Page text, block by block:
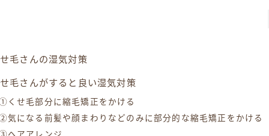
毛さんの湿気対策
毛さんがすると良い湿気対策
くせ毛部分に縮毛矯正をかける
気になる前髪や顔まわりなどのみに部分的な縮毛矯正をかける